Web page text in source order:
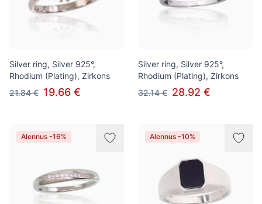
Silver ring, Silver 925°,
Rhodium (Plating), Zirkons
21.84 € 19.66 €
Silver ring, Silver 925°,
Rhodium (Plating), Zirkons
32.14 € 28.92 €
Alennus -16% Alennus -10%